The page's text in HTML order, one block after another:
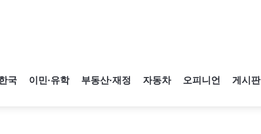
국 이민·유학 부동산·재정 자동차 오피니언 게시판